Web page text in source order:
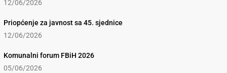
12/06/2026
Priopćenje za javnost sa 45. sjednice
12/06/2026
Komunalni forum FBiH 2026
05/06/2026